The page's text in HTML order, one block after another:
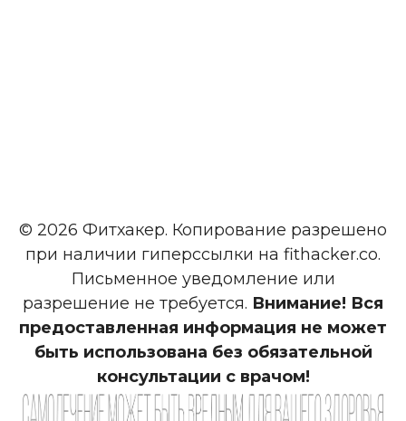
© 2026 Фитхакер. Копирование разрешено
при наличии гиперссылки на fithacker.co.
Письменное уведомление или
разрешение не требуется. Внимание! Вся
предоставленная информация не может
быть использована без обязательной
консультации с врачом!